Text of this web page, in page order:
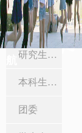
栏目导
研究生工作
本科生工作
团委